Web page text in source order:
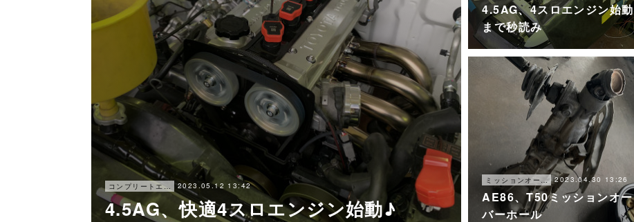
コンプリートエンジン 2023.05.12 13:42
4.5AG、快適4スロエンジン始動♪
4.5AG、4スロエンジン始動
まで秒読み
ミッションオーバーホール 2023.04.30 13:26
AE86、T50ミッションオー
バーホール